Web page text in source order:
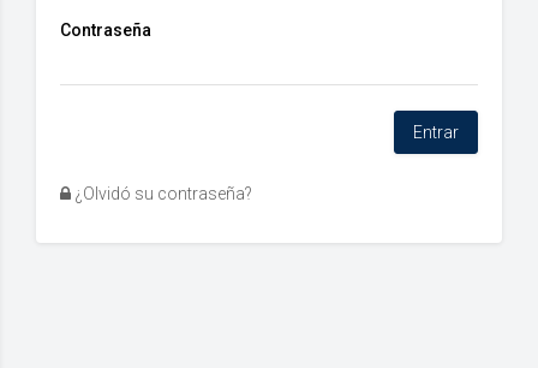
Contraseña
Entrar
¿Olvidó su contraseña?